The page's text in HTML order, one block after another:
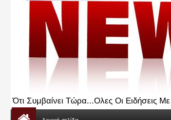
Ότι Συμβαίνει Τώρα...Ολες Οι Ειδήσεις